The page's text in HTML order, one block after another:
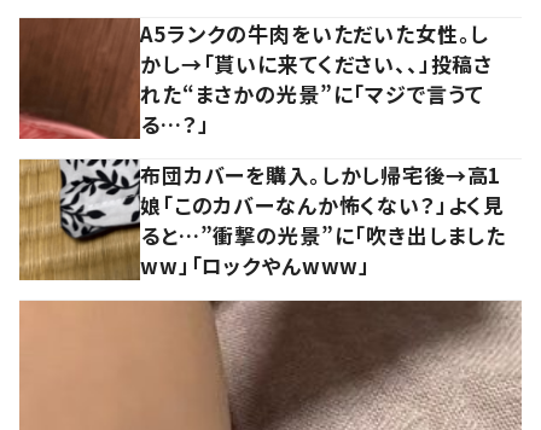
A5ランクの牛肉をいただいた女性。し
かし→「貰いに来てください、、」投稿さ
れた“まさかの光景”に「マジで言うて
る…？」
布団カバーを購入。しかし帰宅後→高1
娘「このカバーなんか怖くない？」よく見
ると…”衝撃の光景”に「吹き出しました
ww」「ロックやんwww」